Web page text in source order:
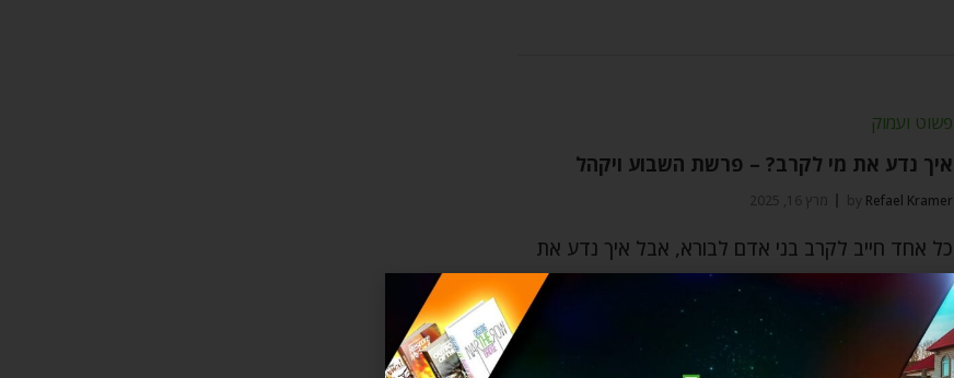
פשוט ועמוק
איך נדע את מי לקרב? – פרשת השבוע ויקהל
by Refael Kramer מרץ 16, 2025
כל אחד חייב לקרב בני אדם לבורא, אבל איך נדע את
מי לקרב ואת